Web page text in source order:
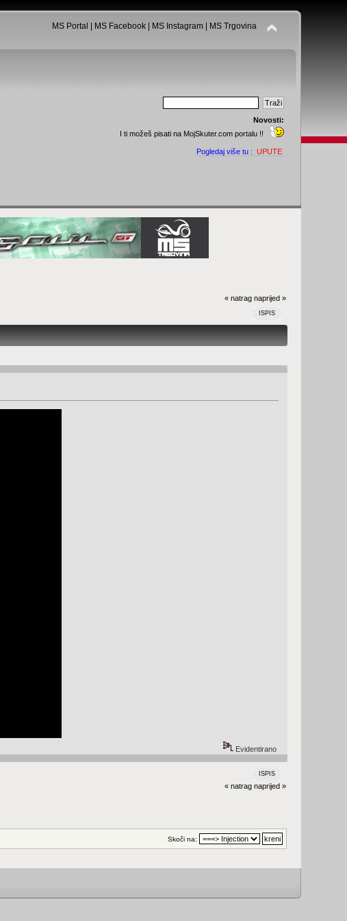
MS Portal MS Facebook| MS Instagram| MS Trgovina
Novosti:
I ti možeš pisati na MojSkuter.com portalu !!
Pogledaj više tu : UPUTE
« natrag naprijed »
ISPIS
Evidentirano
ISPIS
« natrag naprijed »
Skoči na: